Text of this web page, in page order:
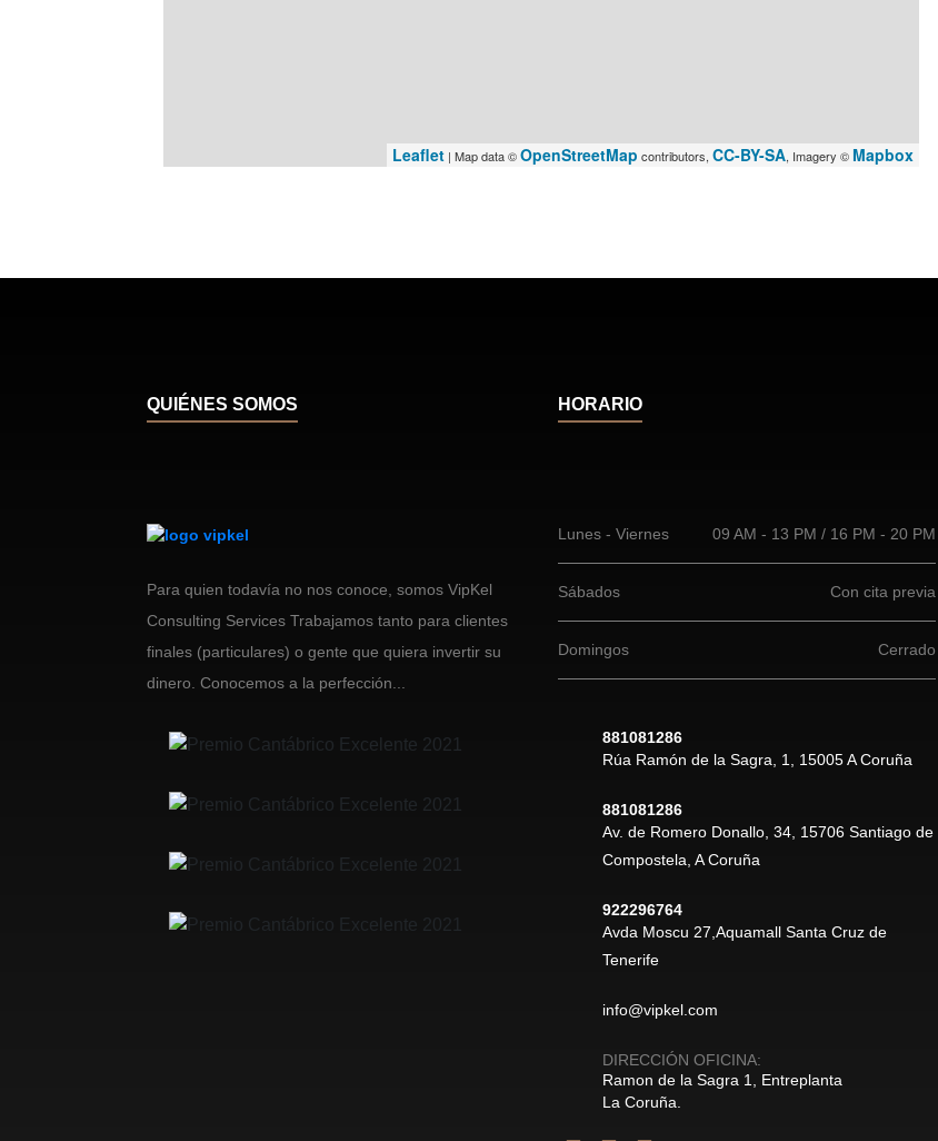
Leaflet | Map data ©OpenStreetMap contributors, CC-BY-SA, Imagery © Mapbox
QUIÉNES SOMOS
Para quien todavía no nos conoce, somos VipKel
Consulting Services Trabajamos tanto para clientes
finales (particulares) o gente que quiera invertir su
dinero. Conocemos a la perfección...
HORARIO
Lunes - Viernes 09 AM - 13 PM / 16 PM - 20 PM
Sábados Con cita previa
Domingos Cerrado
881081286
Rúa Ramón de la Sagra, 1, 15005 A Coruña
881081286
Av. de Romero Donallo, 34, 15706 Santiago de
Compostela, A Coruña
922296764
Avda Moscu 27,Aquamall Santa Cruz de
Tenerife
info@vipkel.com
DIRECCIÓN OFICINA:
Ramon de la Sagra 1, Entreplanta
La Coruña.